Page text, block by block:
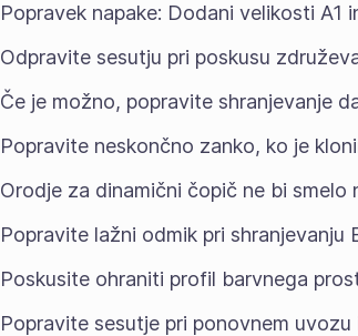
Popravek napake: Dodani velikosti A1
Odpravite sesutju pri poskusu
Če je možno, popravite shranjevanje
Popravite neskončno zanko, ko je
Orodje za dinamični čopič ne bi
Popravite lažni odmik pri shranjevanju
Poskusite ohraniti profil barvnega
Popravite sesutje pri ponovnem